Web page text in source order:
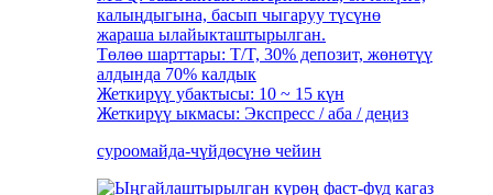
калыңдыгына, басып чыгаруу түсүнө
жараша ылайыкташтырылган.
Төлөө шарттары: T/T, 30% депозит, жөнөтүү
алдында 70% калдык
Жеткирүү убактысы: 10 ~ 15 күн
Жеткирүү ыкмасы: Экспресс / аба / деңиз
суроомайда-чүйдөсүнө чейин